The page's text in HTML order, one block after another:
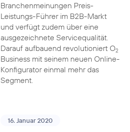
Branchenmeinungen Preis-
Leistungs-Führer im B2B-Markt
und verfügt zudem über eine
ausgezeichnete Servicequalität.
Darauf aufbauend revolutioniert O2
Business mit seinem neuen Online-
Konfigurator einmal mehr das
Segment.
16. Januar 2020